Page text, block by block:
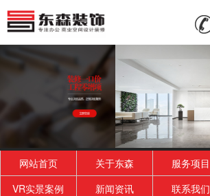
网站首页 关于东森 服务项目
VR实景案例
新闻资讯 联系我们